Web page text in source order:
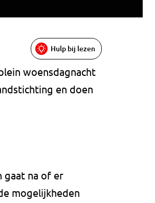
Hulp bij lezen
woensdagnacht
en doen
gaat na of er
mogelijkheden